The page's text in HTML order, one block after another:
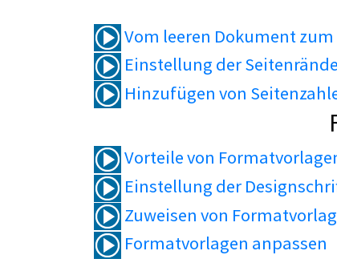
Vom leeren Dokument
Einstellung der
Hinzufügen von
Vorteile von
Einstellung der
Zuweisen von
Formatvorlagen anpassen